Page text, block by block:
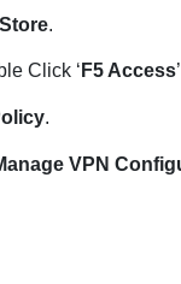
.
Click ‘ F5 Access
.
VPN